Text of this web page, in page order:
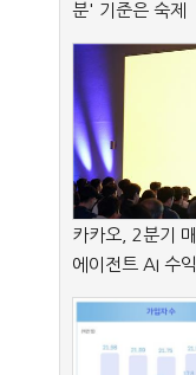
분' 기준은 숙제
카카오, 2분기
에이전트 AI 수